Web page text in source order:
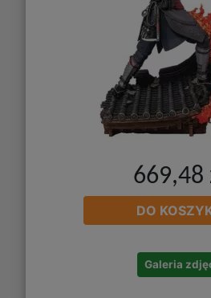
669,48
DO
Galeria